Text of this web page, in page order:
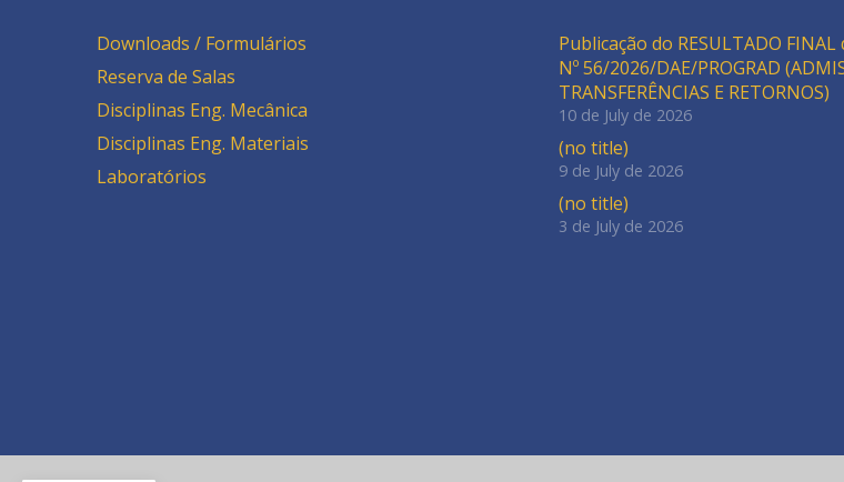
Downloads / Formulários
Reserva de Salas
Disciplinas Eng. Mecânica
Disciplinas Eng. Materiais
Laboratórios
Publicação do RESULTADO FINAL
Nº 56/2026/DAE/PROGRAD
TRANSFERÊNCIAS E RETORNOS)
10 de July de 2026
(no title)
9 de July de 2026
(no title)
3 de July de 2026